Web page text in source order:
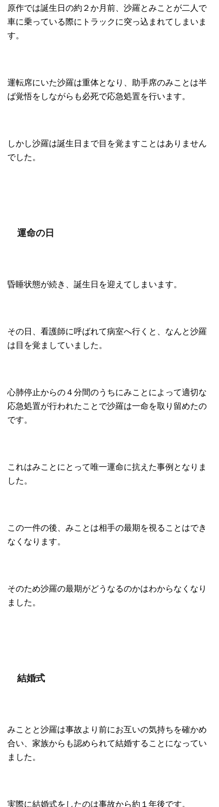
原作では誕生日の約２か月前、沙羅とみことが二人で
車に乗っている際にトラックに突っ込まれてしまいま
す。
運転席にいた沙羅は重体となり、助手席のみことは半
ば覚悟をしながらも必死で応急処置を行います。
しかし沙羅は誕生日まで目を覚ますことはありません
でした。
運命の日
昏睡状態が続き、誕生日を迎えてしまいます。
その日、看護師に呼ばれて病室へ行くと、なんと沙羅
は目を覚ましていました。
心肺停止からの４分間のうちにみことによって適切な
応急処置が行われたことで沙羅は一命を取り留めたの
です。
これはみことにとって唯一運命に抗えた事例となりま
した。
この一件の後、みことは相手の最期を視ることはでき
なくなります。
そのため沙羅の最期がどうなるのかはわからなくなり
ました。
結婚式
みことと沙羅は事故より前にお互いの気持ちを確かめ
合い、家族からも認められて結婚することになってい
ました。
実際に結婚式をしたのは事故から約１年後です。